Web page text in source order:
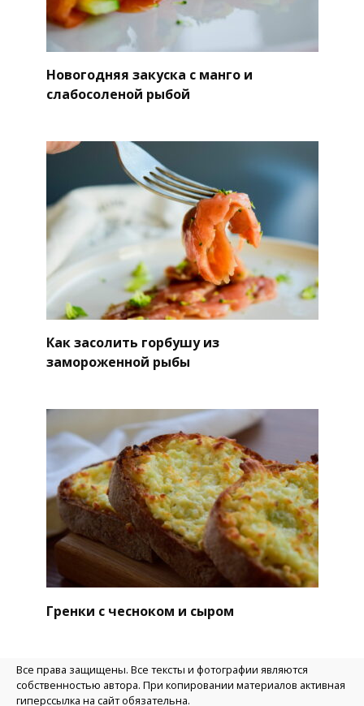
Новогодняя закуска с манго и
слабосоленой рыбой
Как засолить горбушу из
замороженной рыбы
Гренки с чесноком и сыром
Все права защищены. Все тексты и фотографии являются
собственностью автора. При копировании материалов активная
гиперссылка на сайт обязательна.